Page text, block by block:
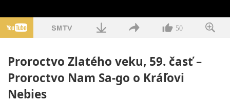
50
Proroctvo Zlatého veku, 59. časť –
Proroctvo Nam Sa-go o Kráľovi
Nebies